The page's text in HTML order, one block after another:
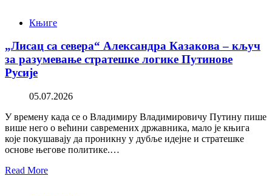
Књиге
„Лисац са севера“ Александра Казакова – кључ
за разумевање стратешке логике Путинове
Русије
05.07.2026
У времену када се о Владимиру Владимировичу Путину пише
више него о већини савремених државника, мало је књига
које покушавају да проникну у дубље идејне и стратешке
основе његове политике.…
Read More